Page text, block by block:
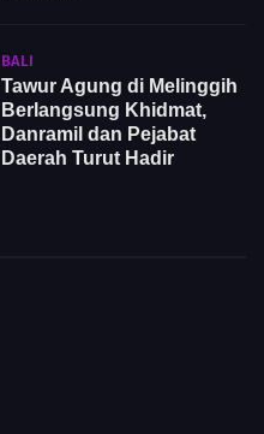
BALI
Tawur Agung di Melinggih
Berlangsung Khidmat,
Danramil dan Pejabat
Daerah Turut Hadir